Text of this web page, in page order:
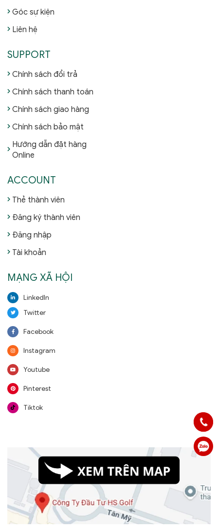
Góc sự kiện
Liên hệ
SUPPORT
Chính sách đổi trả
Chính sách thanh toán
Chính sách giao hàng
Chính sách bảo mật
Hướng dẫn đặt hàng
Online
ACCOUNT
Thẻ thành viên
Đăng ký thành viên
Đăng nhập
Tài khoản
MẠNG XÃ HỘI
LinkedIn
Twitter
Facebook
Instagram
Youtube
Pinterest
Tiktok